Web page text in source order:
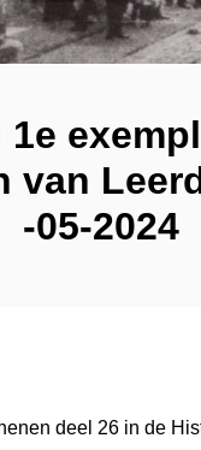
1e
van
-05-2024
deel 26 in de